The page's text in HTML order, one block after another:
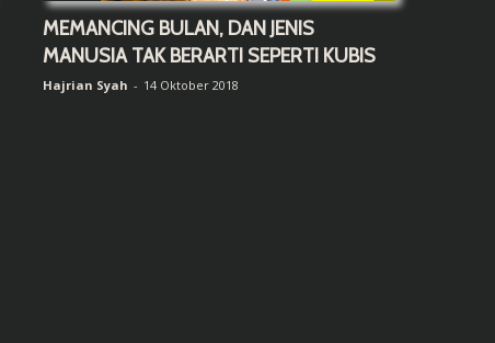
MEMANCING BULAN, DAN JENIS
MANUSIA TAK BERARTI SEPERTI KUBIS
Hajrian Syah - 14 Oktober 2018